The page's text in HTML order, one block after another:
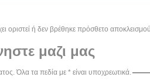
οριστεί ή δεν βρέθηκε πρόσθετο
μαζι μας
Όλα τα πεδία με * είναι υποχρεωτικά.